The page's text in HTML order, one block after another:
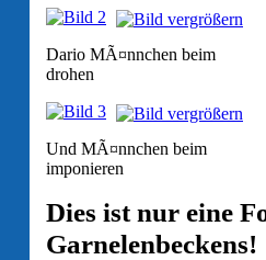
Dario MÃ¤nnchen beim
drohen
Und MÃ¤nnchen beim
imponieren
Dies ist nur eine
Garnelenbeckens!